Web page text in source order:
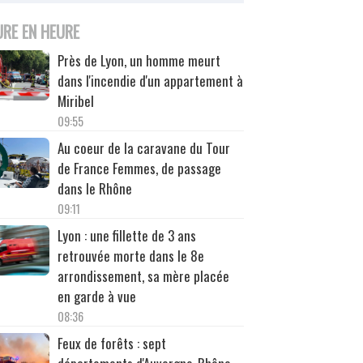
EN HEURE
Près de Lyon, un homme meurt
dans l'incendie d'un appartement à
Miribel
09:55
Au coeur de la caravane du Tour
de France Femmes, de passage
dans le Rhône
09:11
Lyon : une fillette de 3 ans
retrouvée morte dans le 8e
arrondissement, sa mère placée
en garde à vue
08:36
Feux de forêts : sept